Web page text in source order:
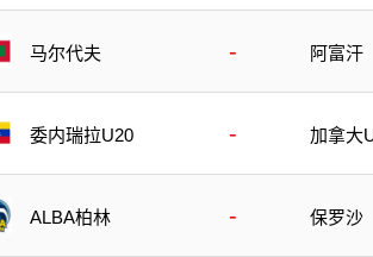
马尔代夫 - 阿富汗
委内瑞拉U20 - 加拿大
ALBA柏林 - 保罗沙